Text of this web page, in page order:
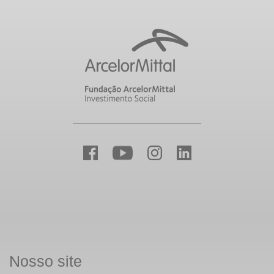
Nosso site